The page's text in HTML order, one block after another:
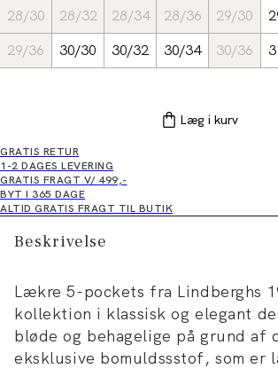
28/30 28/32 28/34 28/36 29/30
29/36
30/30 30/32 30/34 30/36
Læg i kurv
GRATIS RETUR
1-2 DAGES LEVERING
GRATIS FRAGT V/ 499,-
BYT I 365 DAGE
ALTID GRATIS FRAGT TIL BUTIK
Beskrivelse
Lækre 5-pockets fra Lindberghs
kollektion i klassisk og elegant
bløde og behagelige på grund af
eksklusive bomuldssstof, som er